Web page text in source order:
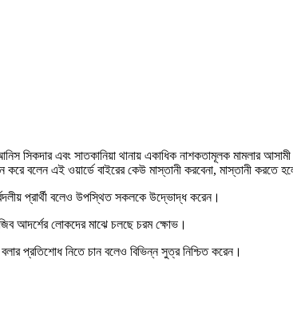
আনিস সিকদার এবং সাতকানিয়া থানায় একাধিক নাশকতামূলক
বলেন এই ওয়ার্ডে বাইরের কেউ মাস্তানী করবেনা, মাস্তানী করতে
প্রার্থী বলেও উপস্থিত সকলকে উদ্ভোদ্ধ করেন।
আদর্শের লোকদের মাঝে চলছে চরম ক্ষোভ।
প্রতিশোধ নিতে চান বলেও বিভিন্ন সুত্র নিশ্চিত করেন।